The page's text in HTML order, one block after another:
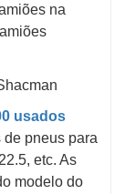
na
usados
de pneus para
etc. As
modelo do